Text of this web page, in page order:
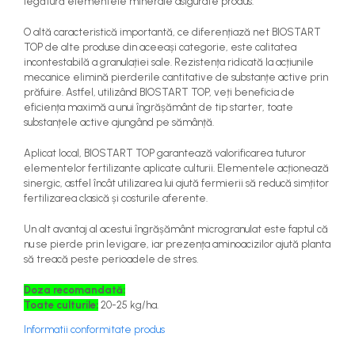
teascuri
Nivele si masurare unghi
Nivele, Echere si Compasuri
Rulete
O altă caracteristică importantă, ce diferențiază net BIOSTART
TOP de alte produse din aceeași categorie, este calitatea
incontestabilă a granulației sale. Rezistența ridicată la acțiunile
mecanice elimină pierderile cantitative de substanțe active prin
prăfuire. Astfel, utilizând BIOSTART TOP, veți beneficia de
eficiența maximă a unui îngrășământ de tip starter, toate
substanțele active ajungând pe sămânță.
Aplicat local, BIOSTART TOP garantează valorificarea tuturor
elementelor fertilizante aplicate culturii. Elementele acționează
sinergic, astfel încât utilizarea lui ajută fermierii să reducă simțitor
fertilizarea clasică și costurile aferente.
Un alt avantaj al acestui îngrășământ microgranulat este faptul că
nu se pierde prin levigare, iar prezența aminoacizilor ajută planta
să treacă peste perioadele de stres.
Doza recomandată:
Toate culturile: 20-25 kg/ha.
Informatii conformitate produs